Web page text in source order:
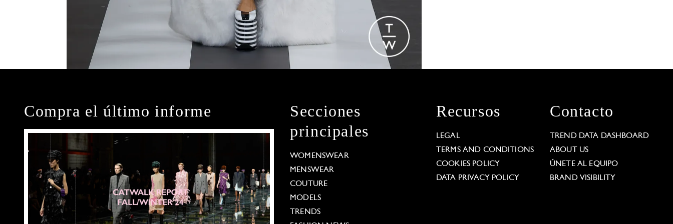
Compra el último informe
Secciones
principales
WOMENSWEAR
MENSWEAR
COUTURE
MODELS
TRENDS
Recursos
LEGAL
TERMS AND CONDITIONS
COOKIES POLICY
DATA PRIVACY POLICY
Contacto
TREND DATA DASHBOARD
ABOUT US
ÚNETE AL EQUIPO
BRAND VISIBILITY